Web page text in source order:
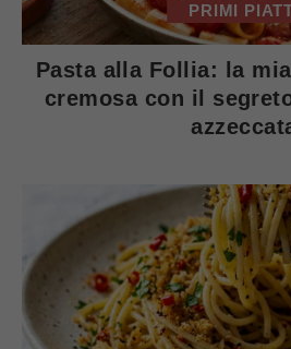
PRIMI
Pasta alla Follia: la
cremosa con il